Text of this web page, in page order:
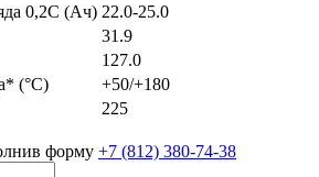
0,2С (Ач) 22.0-25.0
31.9
127.0
(°C)
+50/+180
225
форму +7 (812) 380-74-38